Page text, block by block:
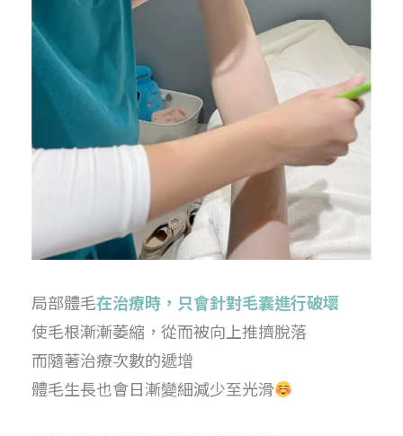
局部體毛在治療時，只會針對毛囊進行破壞
使毛根漸漸萎縮，從而被向上推擠脫落
而隨著治療次數的遞增
體毛生長也會日漸變細減少至光滑